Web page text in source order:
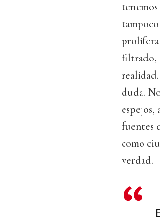
filtrado,
duda.
fuentes
como
verdad.